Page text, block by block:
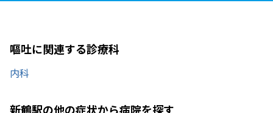
嘔吐に関連する診療科
内科
新鶴駅の他の症状から病院を探す